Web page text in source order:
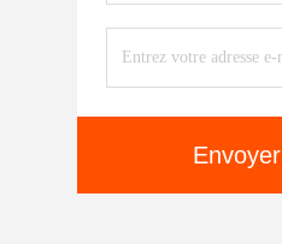
Envoyer